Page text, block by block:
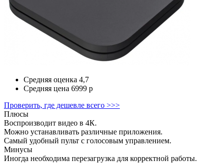
Средняя оценка 4,7
Средняя цена 6999 р
Проверить, где дешевле всего >>>
Плюсы
Воспроизводит видео в 4К.
Можно устанавливать различные приложения.
Самый удобный пульт с голосовым управлением.
Минусы
Иногда необходима перезагрузка для корректной работы.